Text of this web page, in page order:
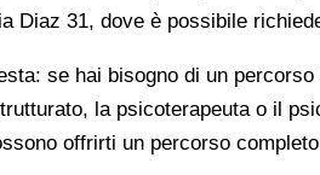
Diaz 31, dove è possibile
se hai bisogno di un
la psicoterapeuta o il
offrirti un percorso